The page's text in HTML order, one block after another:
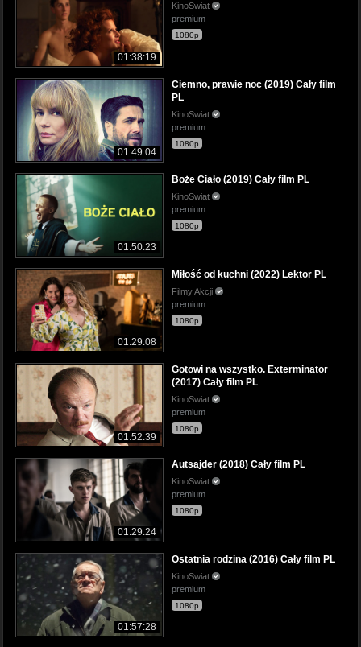
01:38:19
KinoSwiat
premium
1080p
01:49:04
Ciemno, prawie noc (2019) Cały film
PL
KinoSwiat
premium
1080p
01:50:23
Boże Ciało (2019) Cały film PL
KinoSwiat
premium
1080p
01:29:08
Miłość od kuchni (2022) Lektor PL
Filmy Akcji
premium
1080p
01:52:39
Gotowi na wszystko. Exterminator
(2017) Cały film PL
KinoSwiat
premium
1080p
01:29:24
Autsajder (2018) Cały film PL
KinoSwiat
premium
1080p
01:57:28
Ostatnia rodzina (2016) Cały film PL
KinoSwiat
premium
1080p